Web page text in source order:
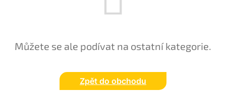
Můžete se ale podívat na ostatní kategorie.
Zpět do obchodu